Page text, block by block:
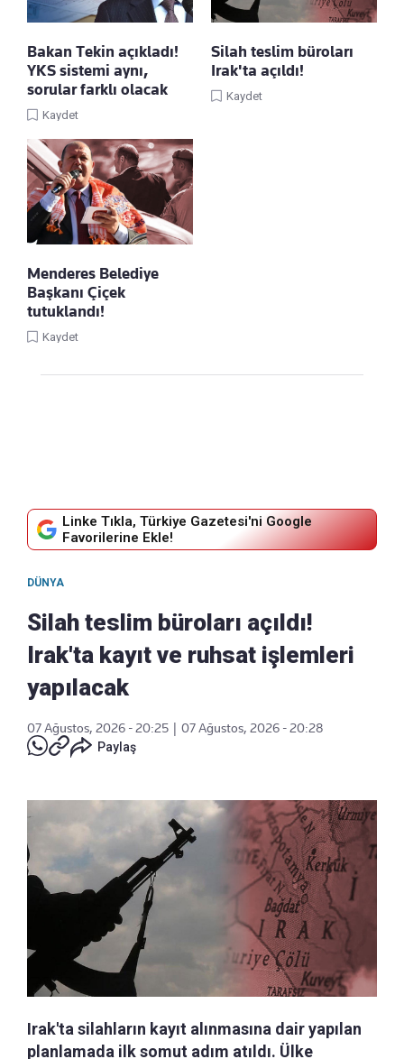
Bakan Tekin açıkladı!
YKS sistemi aynı,
sorular farklı olacak
Kaydet
Silah teslim büroları
Irak'ta açıldı!
Kaydet
Menderes Belediye
Başkanı Çiçek
tutuklandı!
Kaydet
Linke Tıkla, Türkiye Gazetesi'ni Google
Favorilerine Ekle!
DÜNYA
Silah teslim büroları açıldı!
Irak'ta kayıt ve ruhsat işlemleri
yapılacak
07 Ağustos, 2026 - 20:25
07 Ağustos, 2026 - 20:28
Paylaş
Irak'ta silahların kayıt alınmasına dair yapılan
planlamada ilk somut adım atıldı. Ülke